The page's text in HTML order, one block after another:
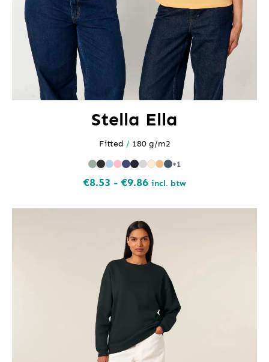
Stella Ella
Fitted / 180 g/m2
+1
€8.53 - €9.86Prijsklasse:
€9.86
incl. btw